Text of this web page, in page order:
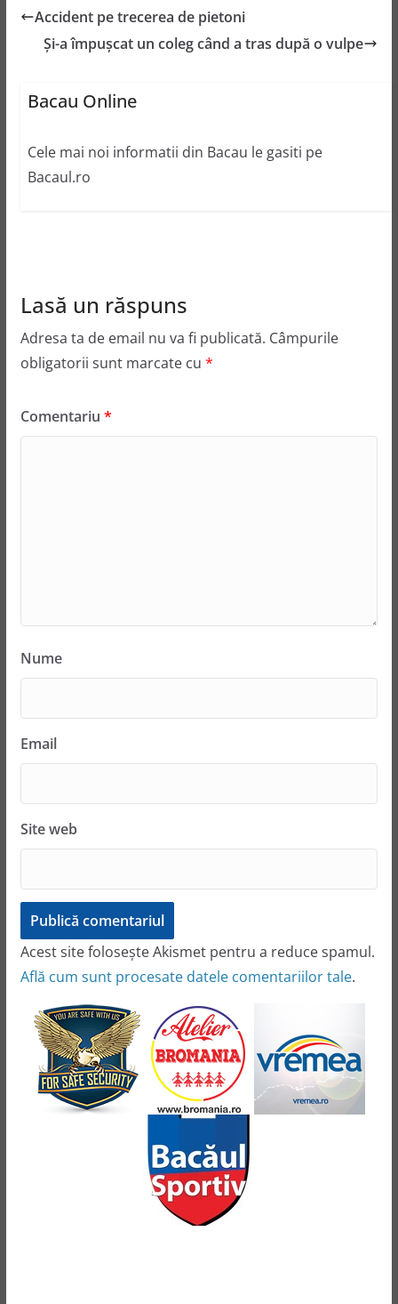
Accident pe trecerea de pietoni
Şi-a împuşcat un coleg când a tras după o vulpe
Bacau Online
Cele mai noi informatii din Bacau le gasiti pe
Bacaul.ro
Lasă un răspuns
Adresa ta de email nu va fi publicată. Câmpurile
obligatorii sunt marcate cu *
Comentariu *
Nume
Email
Site web
Acest site folosește Akismet pentru a reduce spamul.
Află cum sunt procesate datele comentariilor tale.